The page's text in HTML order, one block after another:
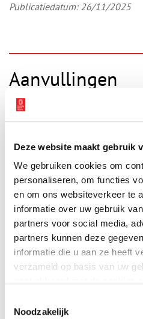
Deze website maakt gebruik
We gebruiken cookies om
personaliseren, om functies
en om ons websiteverkeer te
informatie over uw gebruik
partners voor social media,
partners kunnen deze
informatie die u aan ze heeft
verzameld op basis van uw
Noodzakelijk
Publicatiedatum: 26/11/2025
Aanvullingen
Vul deze informatie aan of geef
Vereiste velden zijn gemarkeerd
gepubliceerd.
Naam*
E-mail*